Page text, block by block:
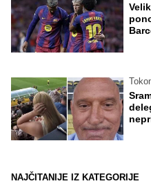
NAJČITANIJE IZ KATEGORIJE